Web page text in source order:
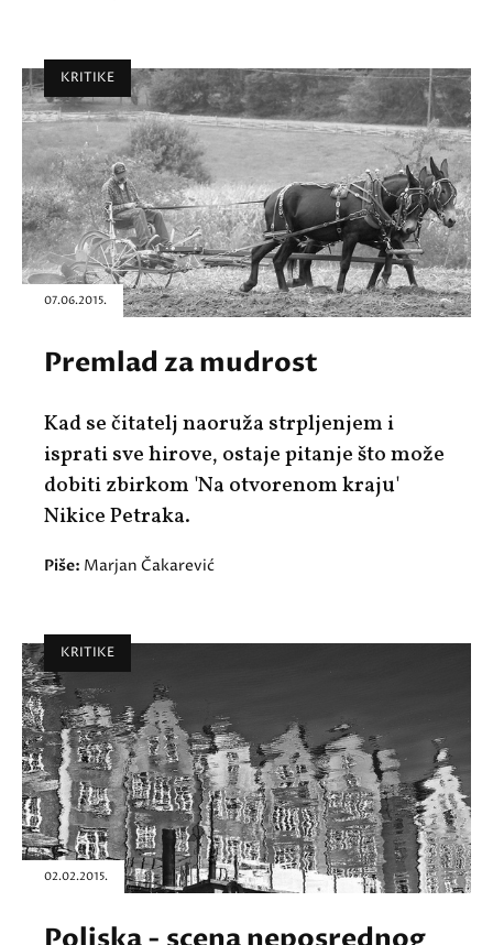
KRITIKE
07.06.2015.
Premlad za mudrost
Kad se čitatelj naoruža strpljenjem i
isprati sve hirove, ostaje pitanje što može
dobiti zbirkom 'Na otvorenom kraju'
Nikice Petraka.
Piše: Marjan Čakarević
KRITIKE
02.02.2015.